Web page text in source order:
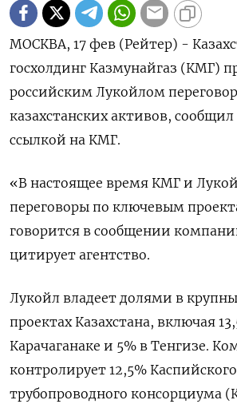
МОСКВА, 17 фев (Рейтер) -
госхолдинг Казмунайгаз (КМГ)
российским Лукойлом
казахстанских активов,
ссылкой на КМГ.
«‌В настоящее время КМГ и
переговоры по ключевым
говорится в сообщении
цитирует агентство.
Лукойл владеет долями в
проектах Казахстана, включая
Карачаганаке ⁠и 5% в Тенгизе.
контролирует ‌12,5% Каспийского
трубопроводного консорциума